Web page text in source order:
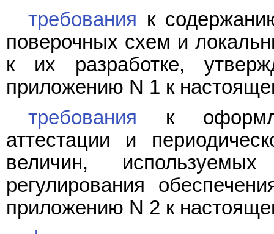
требования к
поверочных схем и
к их разработке,
приложению N 1 к
требования к
аттестации и
величин,
регулирования
приложению N 2 к